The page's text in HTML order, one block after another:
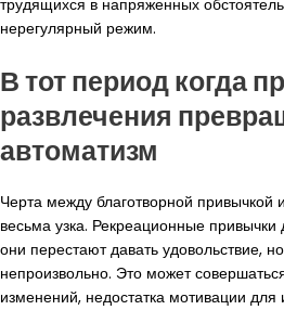
трудящихся в напряженных
нерегулярный режим.
В тот период когда
развлечения
автоматизм
Черта между благотворной
весьма узка. Рекреационные
они перестают давать удовольствие,
непроизвольно. Это может
изменений, недостатка мотивации для